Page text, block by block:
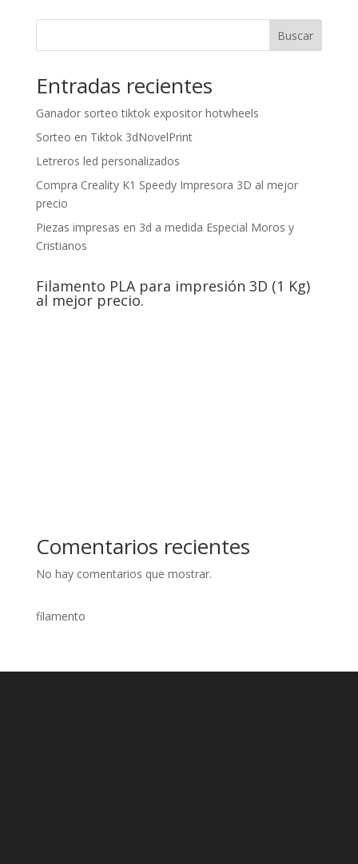
Buscar
Entradas recientes
Ganador sorteo tiktok expositor hotwheels
Sorteo en Tiktok 3dNovelPrint
Letreros led personalizados
Compra Creality K1 Speedy Impresora 3D al mejor
precio
Piezas impresas en 3d a medida Especial Moros y
Cristianos
Filamento PLA para impresión 3D (1 Kg)
al mejor precio.
Comentarios recientes
No hay comentarios que mostrar.
filamento